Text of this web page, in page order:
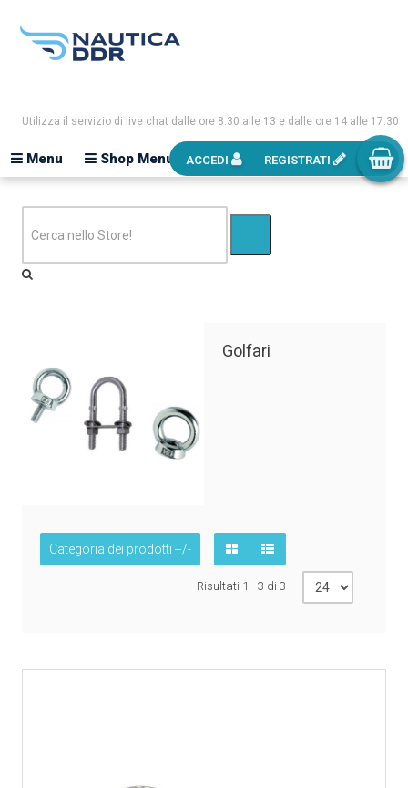
Utilizza il servizio di live chat dalle ore 8:30 alle 13 e dalle ore 14 alle 17:30
Shop Menu
Menu ACCEDI REGISTRATI
Golfari
Categoria dei prodotti +/-
Risultati 1 - 3 di 3